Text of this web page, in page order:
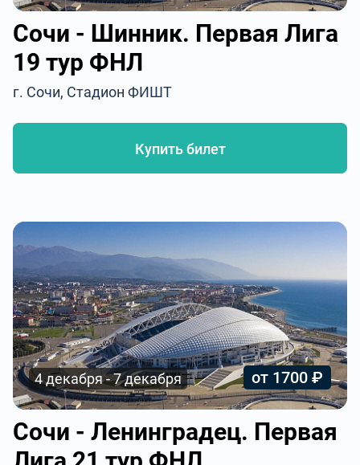
Сочи - Шинник. Первая Лига
19 тур ФНЛ
г. Сочи, Стадион ФИШТ
Купить билет
4 декабря - 7 декабря от 1700 ₽
Сочи - Ленинградец. Первая